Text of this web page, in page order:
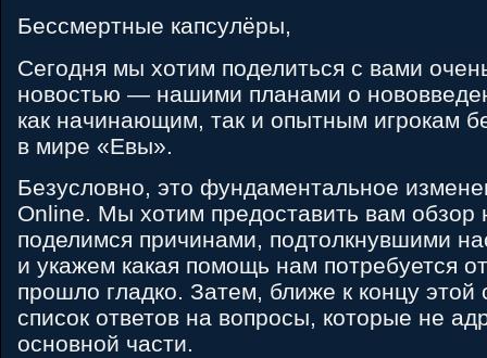
Бессмертные капсулёры,
Сегодня мы хотим поделиться с вами
новостью — нашими планами о
как начинающим, так и опытным игрокам
в мире «Евы».
Безусловно, это фундаментальное
Online. Мы хотим предоставить вам обзор
поделимся причинами, подтолкнувшими
и укажем какая помощь нам потребуется
прошло гладко. Затем, ближе к концу этой
список ответов на вопросы, которые не
основной части.